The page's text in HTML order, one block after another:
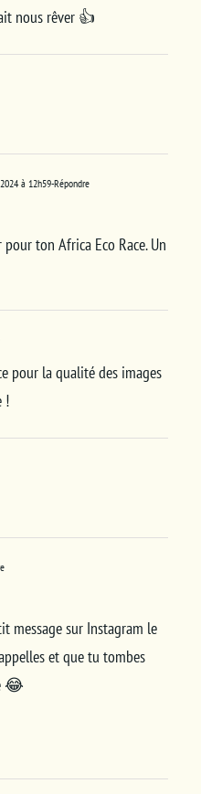
nous rêver 👍
à 12h59-Répondre
ton Africa Eco Race. Un
pour la qualité des images
!
message sur Instagram le
et que tu tombes
😂